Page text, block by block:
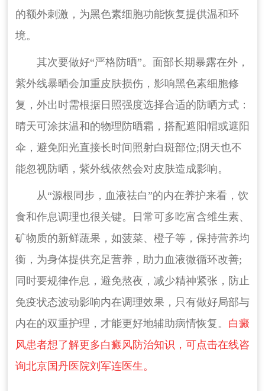
的额外刺激，为黑色素细胞功能恢复提供温和环
境。
其次要做好“严格防晒”。面部长期暴露在外，
紫外线暴晒会加重皮肤损伤，影响黑色素细胞修
复，外出时需根据日照强度选择合适的防晒方式：
晴天可涂抹温和的物理防晒霜，搭配遮阳帽或遮阳
伞，避免阳光直接长时间照射白斑部位;阴天也不
能忽视防晒，紫外线依然会对皮肤造成影响。
从“源根同步，血液祛白”的内在养护来看，饮
食和作息调理也很关键。日常可多吃富含维生素、
矿物质的新鲜蔬果，如菠菜、橙子等，保持营养均
衡，为身体提供充足营养，助力血液微循环改善;
同时要规律作息，避免熬夜，减少精神紧张，防止
免疫状态波动影响内在调理效果，只有做好局部与
内在的双重护理，才能更好地辅助病情恢复。 白癜
风患者想了解更多白癜风防治知识，可点击在线咨
询北京国丹医院刘军连医生。